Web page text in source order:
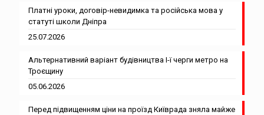
Платні уроки, договір-невидимка та російська мова у
статуті школи Дніпра
25.07.2026
Альтернативний варіант будівництва І-ї черги метро на
Троєщину
05.06.2026
Перед підвищенням ціни на проїзд Київрада зняла майже